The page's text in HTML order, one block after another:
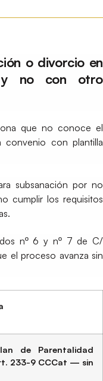
o divorcio en
y no con otro
que no conoce el
convenio con plantilla
subsanación por no
cumplir los requisitos
nº 6 y nº 7 de C/
el proceso avanza sin
de Parentalidad
233-9 CCCat — sin